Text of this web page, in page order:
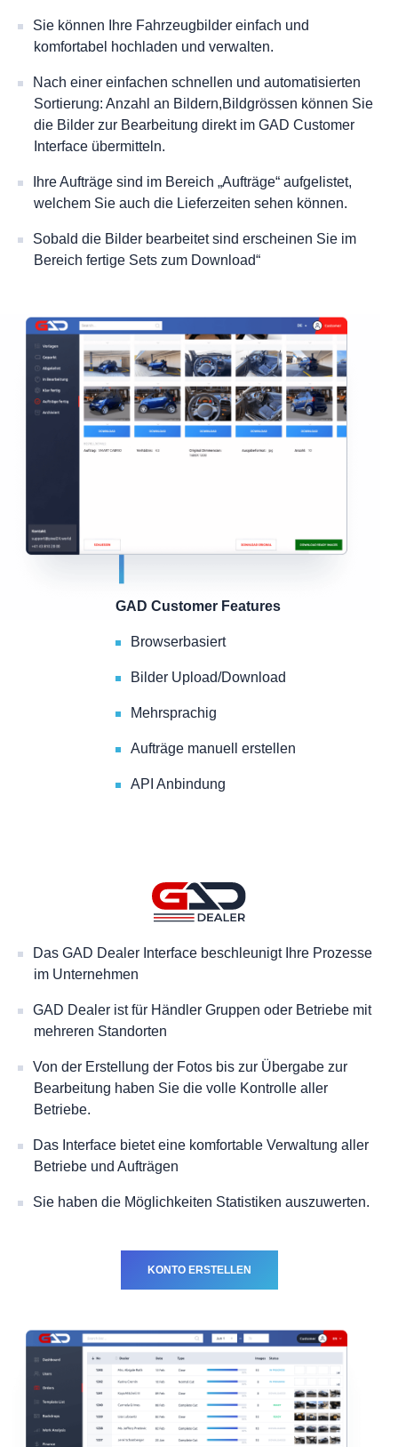
Sie können Ihre Fahrzeugbilder einfach und
komfortabel hochladen und verwalten.
Nach einer einfachen schnellen und automatisierten
Sortierung: Anzahl an Bildern,Bildgrössen können Sie
die Bilder zur Bearbeitung direkt im GAD Customer
Interface übermitteln.
Ihre Aufträge sind im Bereich „Aufträge“ aufgelistet,
welchem Sie auch die Lieferzeiten sehen können.
Sobald die Bilder bearbeitet sind erscheinen Sie im
Bereich fertige Sets zum Download“
GAD Customer Features
Browserbasiert
Bilder Upload/Download
Mehrsprachig
Aufträge manuell erstellen
API Anbindung
Das GAD Dealer Interface beschleunigt Ihre Prozesse
im Unternehmen
GAD Dealer ist für Händler Gruppen oder Betriebe mit
mehreren Standorten
Von der Erstellung der Fotos bis zur Übergabe zur
Bearbeitung haben Sie die volle Kontrolle aller
Betriebe.
Das Interface bietet eine komfortable Verwaltung aller
Betriebe und Aufträgen
Sie haben die Möglichkeiten Statistiken auszuwerten.
KONTO ERSTELLEN